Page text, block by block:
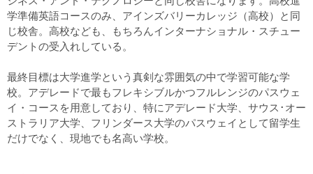
学準備英語コースのみ、アインズバリーカレッジ（高校）と同
じ校舎。高校なども、もちろんインターナショナル・スチュー
デントの受入れしている。
最終目標は大学進学という真剣な雰囲気の中で学習可能な学
校。アデレードで最もフレキシブルかつフルレンジのパスウェ
イ・コースを用意しており、特にアデレード大学、サウス･オー
ストラリア大学、フリンダース大学のパスウェイとして留学生
だけでなく、現地でも名高い学校。